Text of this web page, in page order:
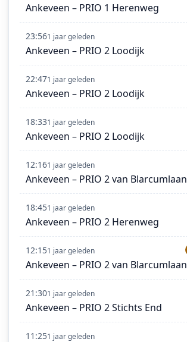
Ankeveen – PRIO 1 Herenweg
23:561 jaar geleden
Ankeveen – PRIO 2 Loodijk
22:471 jaar geleden
Ankeveen – PRIO 2 Loodijk
18:331 jaar geleden
Ankeveen – PRIO 2 Loodijk
12:161 jaar geleden
Ankeveen – PRIO 2 van Blarcumlaan
18:451 jaar geleden
Ankeveen – PRIO 2 Herenweg
12:151 jaar geleden
Ankeveen – PRIO 2 van Blarcumlaan
21:301 jaar geleden
Ankeveen – PRIO 2 Stichts End
11:251 jaar geleden